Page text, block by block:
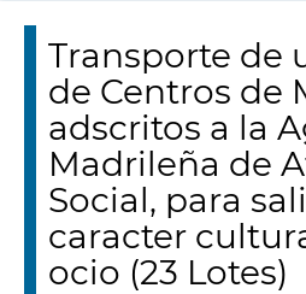
Transporte de
de Centros de
adscritos a la
Madrileña de
Social, para
caracter
ocio (23 Lotes)